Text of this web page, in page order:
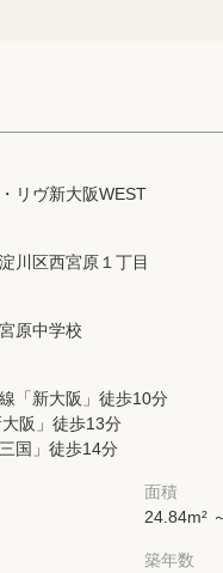
リヴ新大阪WEST
川区西宮原１丁目
原中学校
「新大阪」徒歩10分
阪」徒歩13分
国」徒歩14分
面積
24.84m²
築年数